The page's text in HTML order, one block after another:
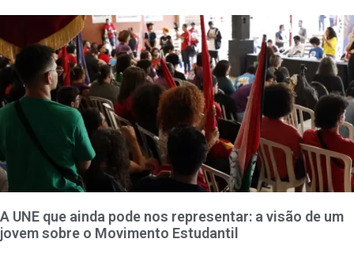
A UNE que ainda pode nos representar: a visão de um
jovem sobre o Movimento Estudantil